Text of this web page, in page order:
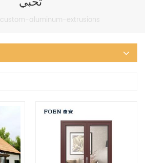
custom-aluminum-extrusions